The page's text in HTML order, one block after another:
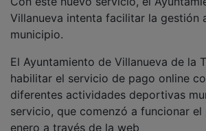
Villanueva intenta facilitar la gestión
municipio.
habilitar el servicio de pago online
diferentes actividades deportivas
servicio, que comenzó a funcionar el
enero a través de la web